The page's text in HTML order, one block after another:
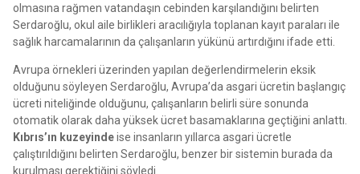
olmasına rağmen vatandaşın cebinden karşılandığını belirten
Serdaroğlu, okul aile birlikleri aracılığıyla toplanan kayıt paraları ile
sağlık harcamalarının da çalışanların yükünü artırdığını ifade etti.
Avrupa örnekleri üzerinden yapılan değerlendirmelerin eksik
olduğunu söyleyen Serdaroğlu, Avrupa’da asgari ücretin başlangıç
ücreti niteliğinde olduğunu, çalışanların belirli süre sonunda
otomatik olarak daha yüksek ücret basamaklarına geçtiğini anlattı.
Kıbrıs’ın kuzeyindeise insanların yıllarca asgari ücretle
çalıştırıldığını belirten Serdaroğlu, benzer bir sistemin burada da
kurulması gerektiğini söyledi.